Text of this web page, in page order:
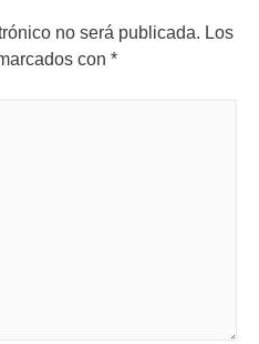
no será publicada. Los
con *